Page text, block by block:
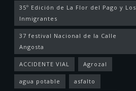
35º Edición de La Flor del Pago y Los
Inmigrantes
37 festival Nacional de la Calle
Angosta
ACCIDENTE VIAL Agrozal
agua potable asfalto